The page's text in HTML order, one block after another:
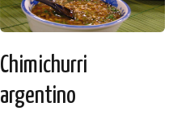
Chimichurri
argentino